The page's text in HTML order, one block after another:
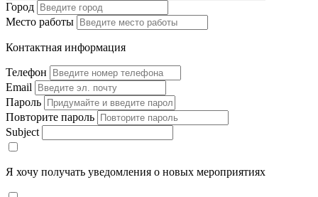
Город
Место работы
Контактная информация
Телефон
Email
Пароль
Повторите пароль
Subject
Я хочу получать уведомления о новых мероприятиях